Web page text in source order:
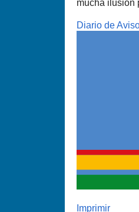
mucha ilusión
Diario de
Imprimir